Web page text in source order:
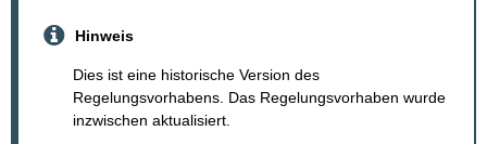
Hinweis
Dies ist eine historische Version des
Regelungsvorhabens. Das Regelungsvorhaben wurde
inzwischen aktualisiert.